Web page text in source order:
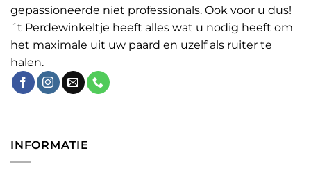
gepassioneerde niet professionals. Ook voor u dus!
´t Perdewinkeltje heeft alles wat u nodig heeft om
het maximale uit uw paard en uzelf als ruiter te
halen.
INFORMATIE